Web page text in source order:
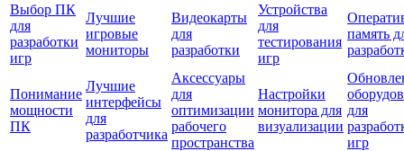
Выбор ПК
для
разработки
игр
Лучшие
игровые
мониторы
Видеокарты
для
разработки
Устройства
для
тестирования
игр
память
Понимание
мощности
ПК
Лучшие
интерфейсы
для
разработчика
Аксессуары
для
оптимизации
рабочего
пространства
Настройки
монитора для
визуализации
для
игр